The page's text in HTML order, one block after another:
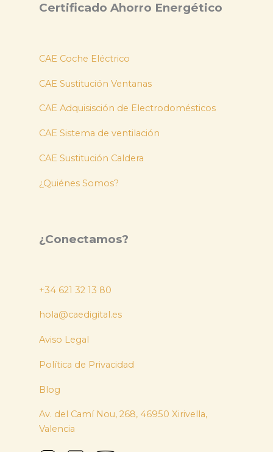
Certificado Ahorro Energético
CAE Coche Eléctrico
CAE Sustitución Ventanas
CAE Adquisisción de Electrodomésticos
CAE Sistema de ventilación
CAE Sustitución Caldera
¿Quiénes Somos?
¿Conectamos?
+34 621 32 13 80
hola@caedigital.es
Aviso Legal
Política de Privacidad
Blog
Av. del Camí Nou, 268, 46950 Xirivella,
Valencia